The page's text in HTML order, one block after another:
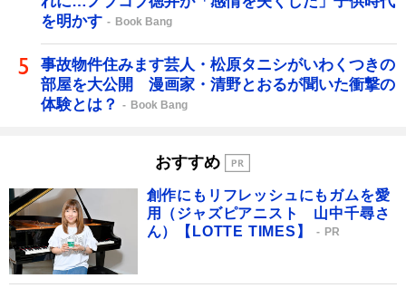
を明かす
Book Bang
事故物件住みます芸人・松原タニシがいわくつきの
部屋を大公開 漫画家・清野とおるが聞いた衝撃の
体験とは？
Book Bang
おすすめ
創作にもリフレッシュにもガムを愛
用（ジャズピアニスト 山中千尋さ
ん）【LOTTE TIMES】
PR